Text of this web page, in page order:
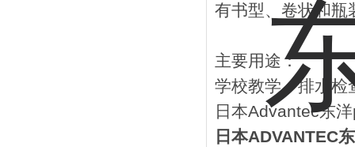
有书型、卷状和瓶
主要用途：
学校教学、排水检
日本Advantec东
日本ADVANTEC